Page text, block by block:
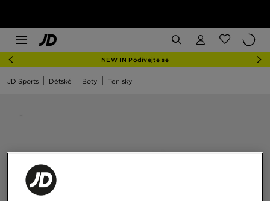
NEW IN Podívejte se
JD Sports Dětské Boty Tenisky